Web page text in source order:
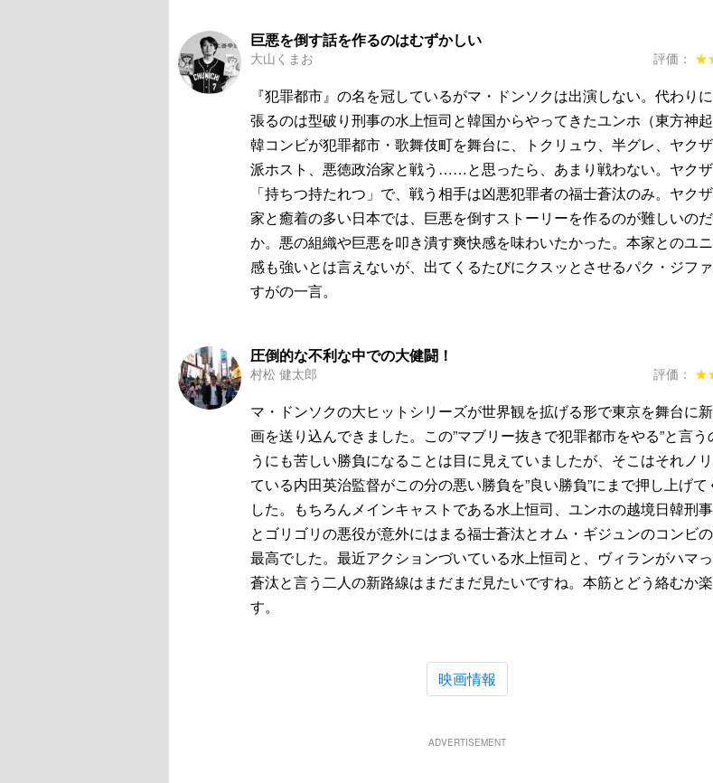
巨悪を倒す話を作るのはむずかしい
大山くまお 評価：
『犯罪都市』の名を冠しているがマ・ドンソクは出演しない。代わり
張るのは型破り刑事の水上恒司と韓国からやってきたユンホ（東方神
韓コンビが犯罪都市・歌舞伎町を舞台に、トクリュウ、半グレ、ヤク
派ホスト、悪徳政治家と戦う……と思ったら、あまり戦わない。ヤク
「持ちつ持たれつ」で、戦う相手は凶悪犯罪者の福士蒼汰のみ。ヤク
家と癒着の多い日本では、巨悪を倒すストーリーを作るのが難しいの
か。悪の組織や巨悪を叩き潰す爽快感を味わいたかった。本家とのユ
感も強いとは言えないが、出てくるたびにクスッとさせるパク・ジフ
すがの一言。
圧倒的な不利な中での大健闘！
村松 健太郎 評価：
マ・ドンソクの大ヒットシリーズが世界観を拡げる形で東京を舞台に
画を送り込んできました。この”マブリー抜きで犯罪都市をやる”と言う
うにも苦しい勝負になることは目に見えていましたが、そこはそれノ
ている内田英治監督がこの分の悪い勝負を”良い勝負”にまで押し上げて
した。もちろんメインキャストである水上恒司、ユンホの越境日韓刑
とゴリゴリの悪役が意外にはまる福士蒼汰とオム・ギジュンのコンビ
最高でした。最近アクションづいている水上恒司と、ヴィランがハマ
蒼汰と言う二人の新路線はまだまだ見たいですね。本筋とどう絡むか
す。
映画情報
ADVERTISEMENT